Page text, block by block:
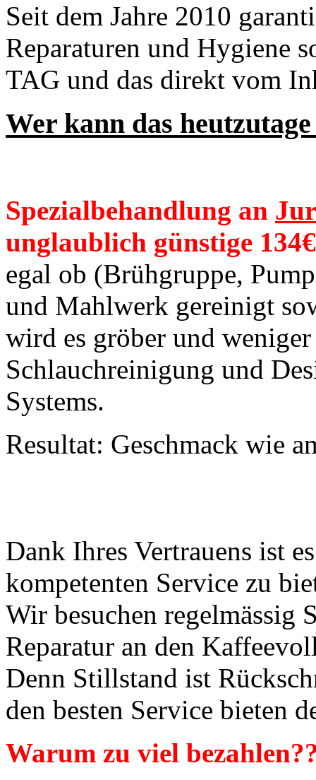
Seit dem Jahre 2010
Reparaturen und Hygiene
TAG und das direkt vom
Wer kann das
Spezialbehandlung an
unglaublich günstige 134€
egal ob (Brühgruppe,
und Mahlwerk gereinigt
wird es gröber und
Schlauchreinigung und
Systems.
Resultat: Geschmack wie
Dank Ihres Vertrauens ist
kompetenten Service zu
Wir besuchen regelmässig
Reparatur an den
Denn Stillstand ist
den besten Service bieten
Warum zu viel